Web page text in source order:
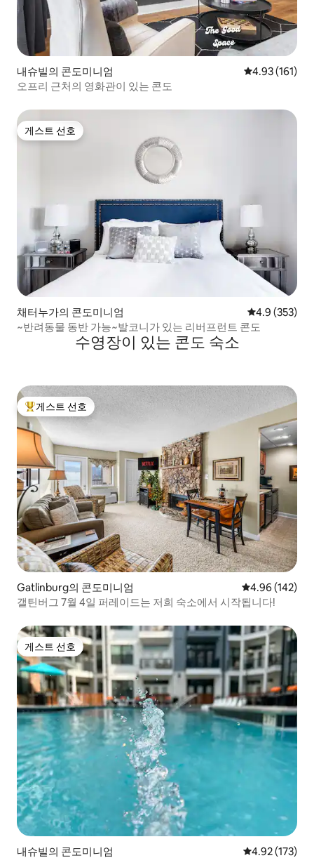
내슈빌의 콘도미니엄 평점 4.93점(5
4.93 (161)
오프리 근처의 영화관이 있는 콘도
게스트 선호
게스트 선호
채터누가의 콘도미니엄 평점 4.9점(5
4.9 (353)
~반려동물 동반 가능~발코니가 있는 리버프런트 콘도
수영장이 있는 콘도 숙소
상위 게스트 선호
게스트 선호
Gatlinburg의 콘도미니엄 평점 4.96점(5
4.96 (142)
갤틴버그 7월 4일 퍼레이드는 저희 숙소에서 시작됩니다!
게스트 선호
게스트 선호
내슈빌의 콘도미니엄 평점 4.92점(5
4.92 (173)